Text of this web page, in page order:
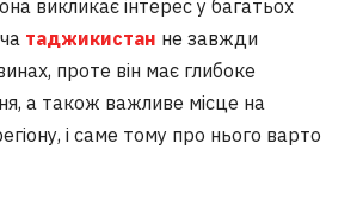
викликає інтерес у багатьох
таджикистан не завжди
проте він має глибоке
а також важливе місце на
і саме тому про нього варто